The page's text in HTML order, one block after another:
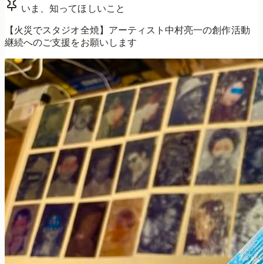
いま、知ってほしいこと
【火災でスタジオ全焼】アーティスト中村亮一の創作活動
継続へのご支援をお願いします